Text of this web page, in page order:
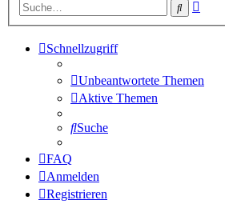
Suche
Schnellzugriff
Unbeantwortete Themen
Aktive Themen
Suche
FAQ
Anmelden
Registrieren